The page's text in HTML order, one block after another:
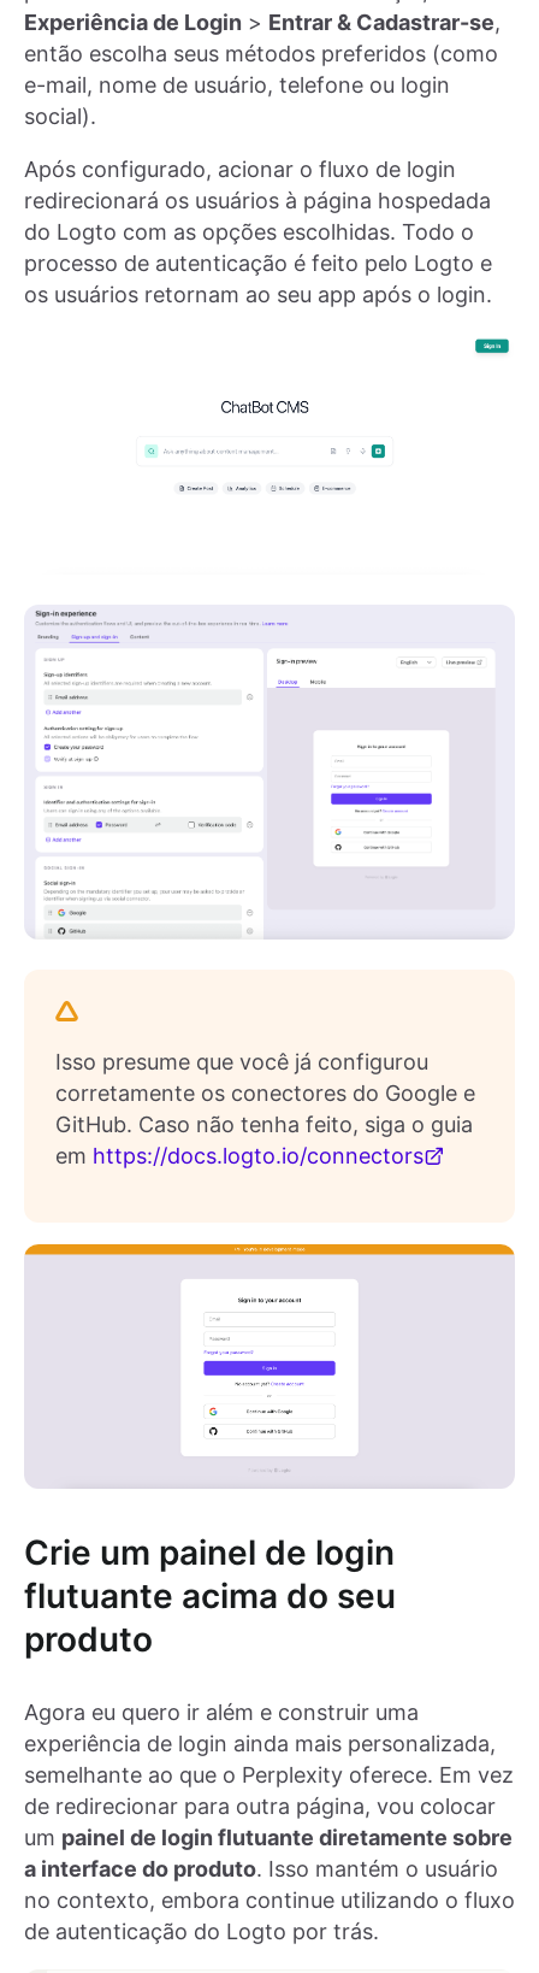
Experiência de Login > Entrar & Cadastrar-se,
então escolha seus métodos preferidos (como
e-mail, nome de usuário, telefone ou login
social).
Após configurado, acionar o fluxo de login
redirecionará os usuários à página hospedada
do Logto com as opções escolhidas. Todo o
processo de autenticação é feito pelo Logto e
os usuários retornam ao seu app após o login.
Isso presume que você já configurou
corretamente os conectores do Google e
GitHub. Caso não tenha feito, siga o guia
em https://docs.logto.io/connectors
Crie um painel de login
flutuante acima do seu
produto
Agora eu quero ir além e construir uma
experiência de login ainda mais personalizada,
semelhante ao que o Perplexity oferece. Em vez
de redirecionar para outra página, vou colocar
um painel de login flutuante diretamente sobre
a interface do produto. Isso mantém o usuário
no contexto, embora continue utilizando o fluxo
de autenticação do Logto por trás.